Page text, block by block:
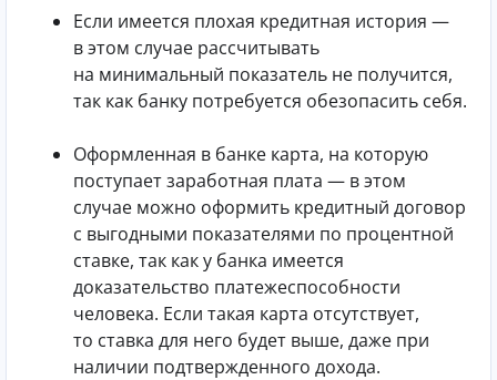
Если имеется плохая кредитная история —
в этом случае рассчитывать
на минимальный показатель не получится,
так как банку потребуется обезопасить себя.
Оформленная в банке карта, на которую
поступает заработная плата — в этом
случае можно оформить кредитный договор
с выгодными показателями по процентной
ставке, так как у банка имеется
доказательство платежеспособности
человека. Если такая карта отсутствует,
то ставка для него будет выше, даже при
наличии подтвержденного дохода.